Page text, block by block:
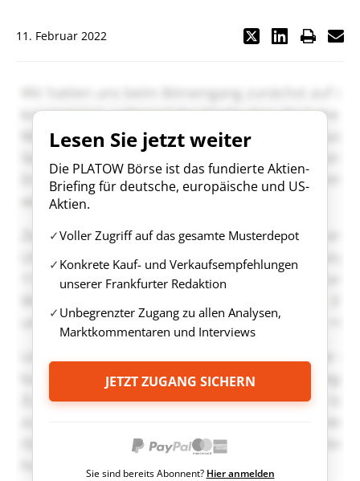
11. Februar 2022
Lesen Sie jetzt weiter
Die PLATOW Börse ist das fundierte Aktien-
Briefing für deutsche, europäische und US-
Aktien.
Voller Zugriff auf das gesamte Musterdepot
Konkrete Kauf- und Verkaufsempfehlungen
unserer Frankfurter Redaktion
Unbegrenzter Zugang zu allen Analysen,
Marktkommentaren und Interviews
JETZT ZUGANG SICHERN
Sie sind bereits Abonnent? Hier anmelden